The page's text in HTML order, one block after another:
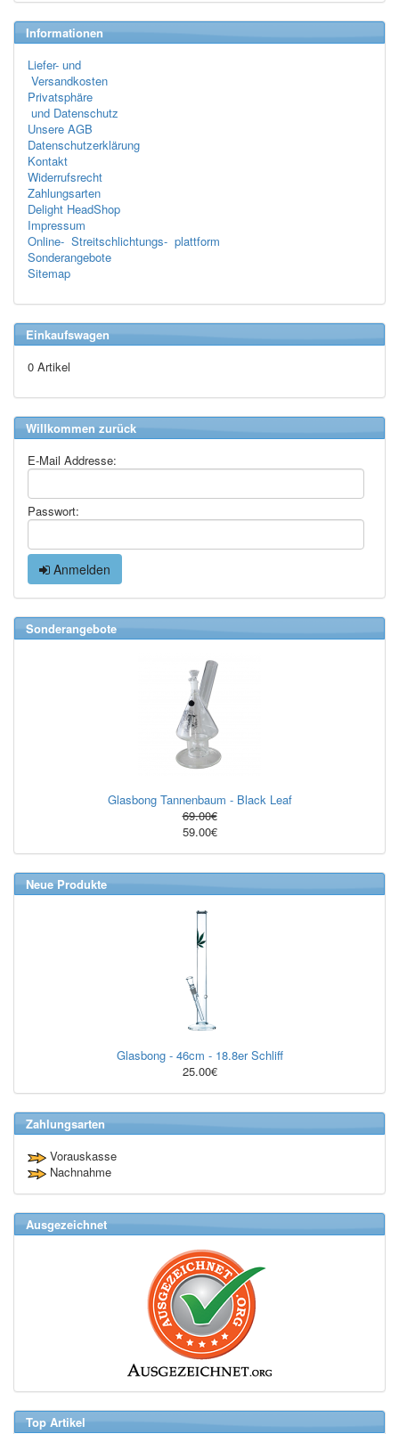
Informationen
Liefer- und
Versandkosten
Privatsphäre
und Datenschutz
Unsere AGB
Datenschutzerklärung
Kontakt
Widerrufsrecht
Zahlungsarten
Delight HeadShop
Impressum
Online- Streitschlichtungs- plattform
Sonderangebote
Sitemap
Einkaufswagen
0 Artikel
Willkommen zurück
E-Mail Addresse:
Passwort:
Anmelden
Sonderangebote
Glasbong Tannenbaum - Black Leaf
69.00€
59.00€
Neue Produkte
Glasbong - 46cm - 18.8er Schliff
25.00€
Zahlungsarten
Vorauskasse
Nachnahme
Ausgezeichnet
Top Artikel